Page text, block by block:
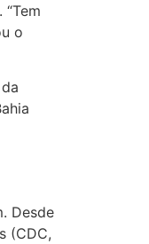
o
Desde
(CDC,